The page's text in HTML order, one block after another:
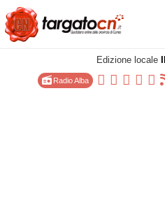
Edizione locale
Radio Alba